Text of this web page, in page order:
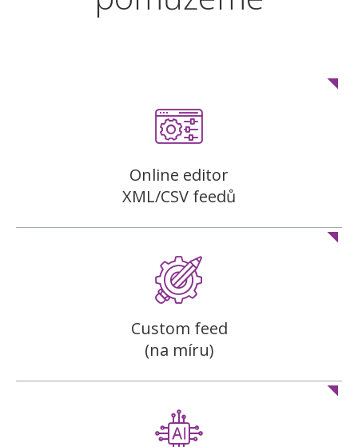
Online editor
XML/CSV feedů
Custom feed
(na míru)